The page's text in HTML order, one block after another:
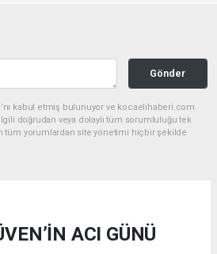
Gönder
kabul etmiş bulunuyor ve kocaelihaberi.com
doğrudan veya dolaylı tüm sorumluluğu tek
tüm yorumlardan site yönetimi hiçbir şekilde
ACI GÜNÜ